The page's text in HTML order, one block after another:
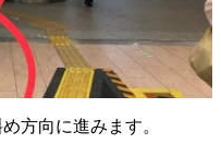
方向に進みます。